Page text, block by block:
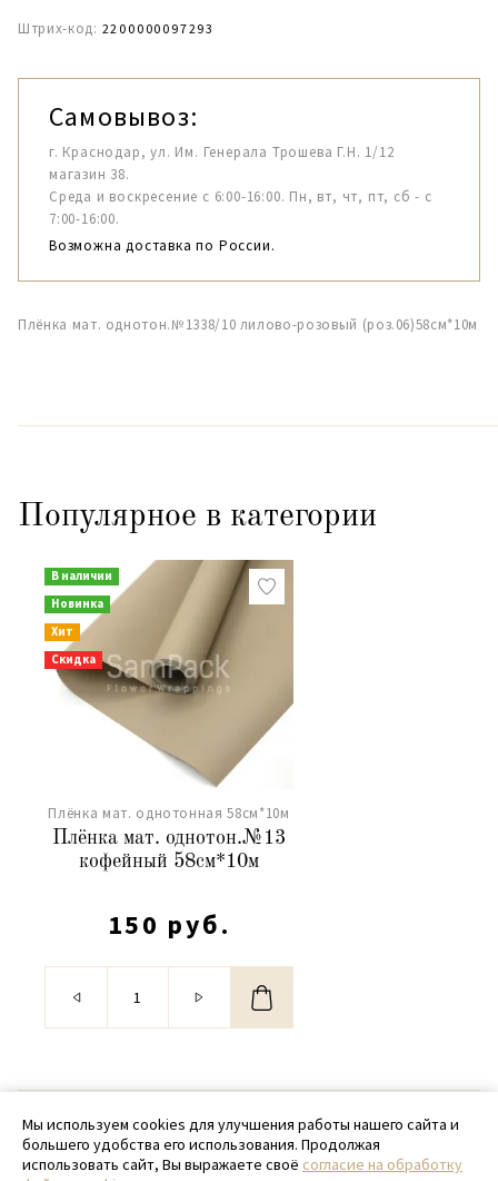
Штрих-код: 2200000097293
Самовывоз:
г. Краснодар, ул. Им. Генерала Трошева Г.Н. 1/12
магазин 38.
Среда и воскресение с 6:00-16:00. Пн, вт, чт, пт, сб - с
7:00-16:00.
Возможна доставка по России.
Плёнка мат. однотон.№1338/10 лилово-розовый (роз.06)58см*10м
Популярное в категории
В наличии
Новинка
Хит
Скидка
Плёнка мат. однотонная 58см*10м
Плёнка мат. однотон.№13
кофейный 58см*10м
150 руб.
© 2020 - 2026 SamPack
+ 7 (918) 699-97-87
Мы используем cookies для улучшения работы нашего сайта и
большего удобства его использования. Продолжая
использовать сайт, Вы выражаете своё согласие на обработку